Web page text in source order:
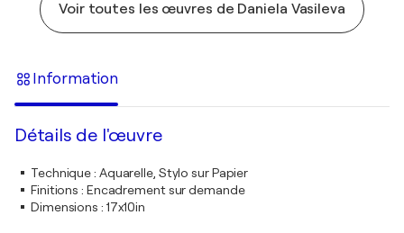
Voir toutes les œuvres de Daniela Vasileva
Information
Détails de l'œuvre
Technique: Aquarelle, Stylo sur Papier
Finitions : Encadrement sur demande
Dimensions : 17x10in